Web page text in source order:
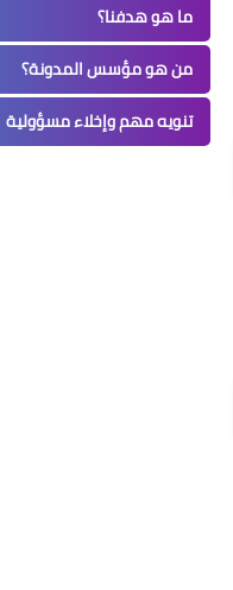
ما هو هدفنا؟
من هو مؤسس المدونة؟
تنويه مهم وإخلاء مسؤولية